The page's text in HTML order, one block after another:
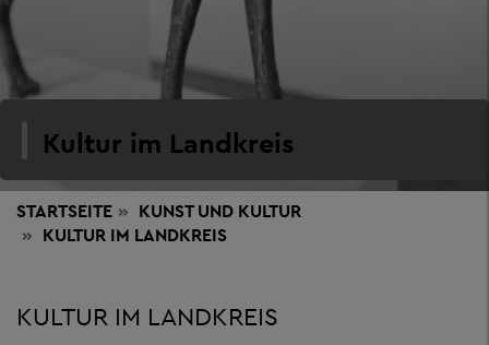
Kultur im Landkreis
STARTSEITE KUNSTUND KULTUR
KULTUR IM LANDKREIS
KULTUR IM LANDKREIS